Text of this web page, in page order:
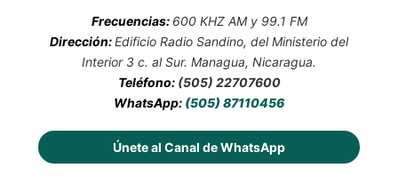
Frecuencias: 600 KHZ AM y 99.1 FM
Dirección:Edificio Radio Sandino, del Ministerio del
Interior 3 c. al Sur. Managua, Nicaragua.
Teléfono: (505) 22707600
WhatsApp: (505) 87110456
Únete al Canal de WhatsApp